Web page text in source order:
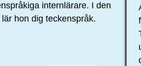
internlärare. I den
hon dig teckenspråk.